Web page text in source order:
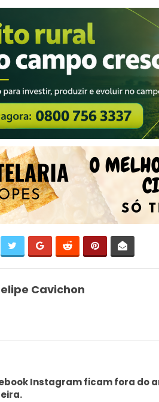
Cavichon
Instagram ficam fora do